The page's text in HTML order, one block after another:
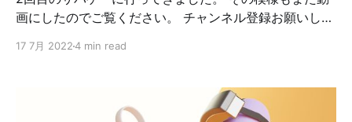
画にしたのでご覧ください。 チャンネル登録お願いしま
トック側に重りが入っていて、それを撃つ度に動かすこ
感を出すための機構なんですが、1回使ってみて、これは
要らないなとなりました。 当たり前ですが、反動でブレ
17 7月 20224 min read